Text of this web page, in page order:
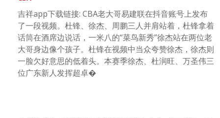
吉祥app下载链接: CBA老大哥易建联在抖音账号上发布
了一段视频。杜锋、徐杰、周鹏三人并肩站着，杜锋拿着
话筒在酒席边说话，一米八的“菜鸟新秀”徐杰站在两位老
大哥身边像个孩子。杜锋在视频中当众夸赞徐杰，徐杰则
一脸欠好意思的低着头。本赛季徐杰、杜润旺、万圣伟三
位广东新人发挥超卓�